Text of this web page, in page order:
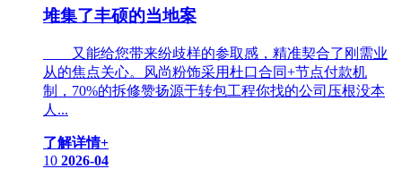
堆集了丰硕的当地案
又能给您带来纷歧样的参取感，精准契合了刚需业
从的焦点关心。风尚粉饰采用杜口合同+节点付款机
制，70%的拆修赞扬源于转包工程你找的公司压根没本
人...
了解详情+
10 2026-04